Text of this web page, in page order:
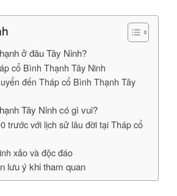
ở đâu Tây Ninh?
cổ Bình Thạnh Tây Ninh
đến Tháp cổ Bình Thạnh Tây
Tây Ninh có gì vui?
trước với lịch sử lâu đời tại Tháp cổ
xảo và độc đáo
lưu ý khi tham quan